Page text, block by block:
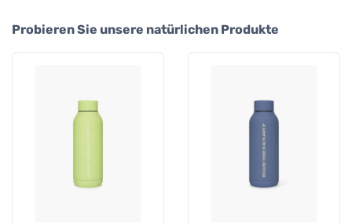
Probieren Sie unsere natürlichen Produkte